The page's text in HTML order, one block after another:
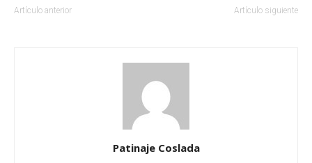
Artículo anterior Artículo siguiente
Patinaje Coslada